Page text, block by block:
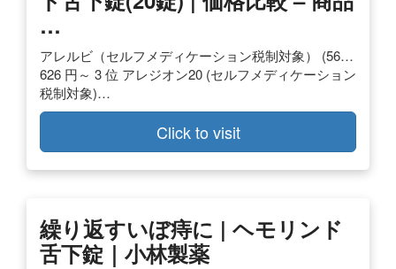
…
アレルビ（セルフメディケーション税制対象） (56…
626 円～ 3 位 アレジオン20 (セルフメディケーション
税制対象)…
Click to visit
繰り返すいぼ痔に | ヘモリンド
舌下錠｜小林製薬